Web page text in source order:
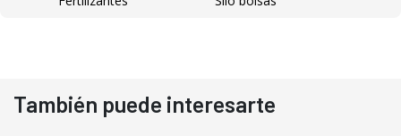
También puede interesarte